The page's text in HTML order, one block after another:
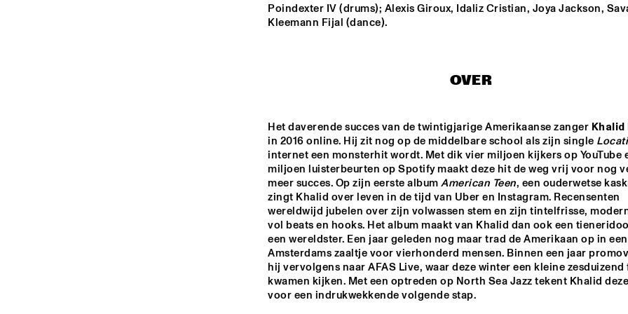
NJO WITH
BLUE FLAMINGO DONNA LEAKE
15:00 15:30 16:00 16:30 17:00 17:30 18:00
DOWNBEAT
BLINDFOLD TEST
WITH VIJAY IYER
NORTH SEA JAZZ
QUIZ
CHECK OUT ROTTERDAM'S BEST MUSIC STUDENTS PERFORMING ON
Poindexter IV (drums); Alexis Giroux, Idaliz Cristian, Joya Jackson,
Kleemann Fijal (dance).
OVER
Het daverende succes van de twintigjarige Amerikaanse zanger Khalid
in 2016 online. Hij zit nog op de middelbare school als zijn single
internet een monsterhit wordt. Met dik vier miljoen kijkers op YouTube
miljoen luisterbeurten op Spotify maakt deze hit de weg vrij voor nog
meer succes. Op zijn eerste album American Teen, een ouderwetse
zingt Khalid over leven in de tijd van Uber en Instagram. Recensenten
wereldwijd jubelen over zijn volwassen stem en zijn tintelfrisse,
vol beats en hooks. Het album maakt van Khalid dan ook een
een wereldster. Een jaar geleden nog maar trad de Amerikaan op in een
Amsterdams zaaltje voor vierhonderd mensen. Binnen een jaar
hij vervolgens naar AFAS Live, waar deze winter een kleine zesduizend
kwamen kijken. Met een optreden op North Sea Jazz tekent Khalid
voor een indrukwekkende volgende stap.